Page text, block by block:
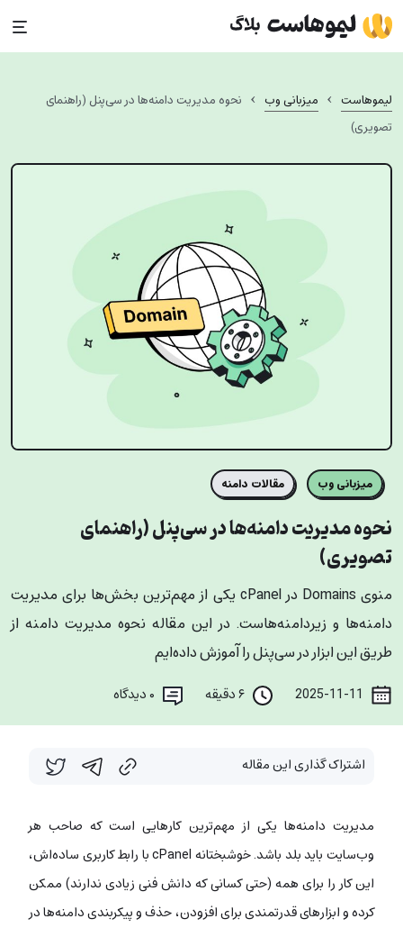
Skip
to
content
لیموهاست › میزبانی وب › نحوه مدیریت دامنه‌ها در سی‌پنل (راهنمای
تصویری)
میزبانی وب مقالات دامنه
نحوه مدیریت دامنه‌ها در سی‌پنل (راهنمای
تصویری)
منوی Domains در cPanel یکی از مهم‌ترین بخش‌ها برای مدیریت
دامنه‌ها و زیردامنه‌هاست. در این مقاله نحوه مدیریت دامنه از
طریق این ابزار در سی‌پنل را آموزش داده‌ایم
دیدگاه
اشتراک گذاری این مقاله
مدیریت دامنه‌ها یکی از مهم‌ترین کارهایی‌ است که صاحب هر
وب‌سایت باید بلد باشد. خوشبختانه cPanel با رابط کاربری ساده‌اش،
این کار را برای همه (حتی کسانی که دانش فنی زیادی ندارند) ممکن
کرده و ابزارهای قدرتمندی برای افزودن، حذف و پیکربندی دامنه‌ها در